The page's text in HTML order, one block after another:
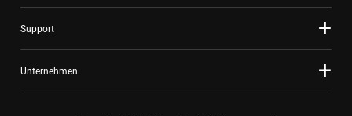
Support
Unternehmen